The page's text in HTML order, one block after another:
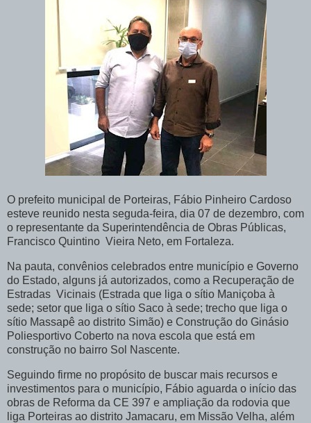
O prefeito municipal de Porteiras, Fábio Pinheiro Cardoso
esteve reunido nesta seguda-feira, dia 07 de dezembro, com
o representante da Superintendência de Obras Públicas,
Francisco Quintino Vieira Neto, em Fortaleza.
Na pauta, convênios celebrados entre município e Governo
do Estado, alguns já autorizados, como a Recuperação de
Estradas Vicinais (Estrada que liga o sítio Maniçoba à
sede; setor que liga o sítio Saco à sede; trecho que liga o
sítio Massapê ao distrito Simão) e Construção do Ginásio
Poliesportivo Coberto na nova escola que está em
construção no bairro Sol Nascente.
Seguindo firme no propósito de buscar mais recursos e
investimentos para o município, Fábio aguarda o início das
obras de Reforma da CE 397 e ampliação da rodovia que
liga Porteiras ao distrito Jamacaru, em Missão Velha, além